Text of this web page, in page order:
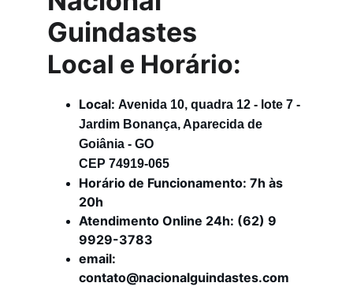
Local e Horário:
Local: Avenida 10, quadra 12 - lote 7 -
Jardim Bonança, Aparecida de
Goiânia - GO
CEP 74919-065
Horário de Funcionamento: 7h às
20h
Atendimento Online 24h: (62) 9
9929-3783
email:
contato@nacionalguindastes.com
Guindastes